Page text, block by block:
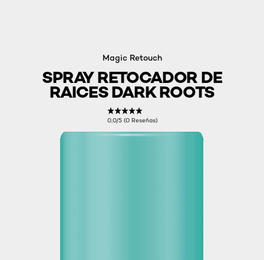
Magic Retouch
SPRAY RETOCADOR DE
RAICES DARK ROOTS
0,0/5 (0 Reseñas)